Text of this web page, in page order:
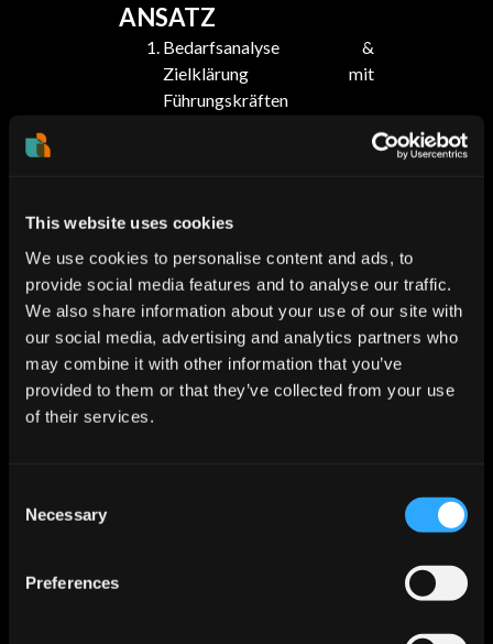
This website uses cookies
We use cookies to personalise content and ads, to
provide social media features and to analyse our traffic.
We also share information about your use of our site with
our social media, advertising and analytics partners who
may combine it with other information that you’ve
provided to them or that they’ve collected from your use
of their services.
Selection
Necessary
Preferences
ANSATZ
Bedarfsanalyse &
Zielklärung mit
Führungskräften
Workshops (z. B. Design
relevanter Ideen
Prototyping, Testing,
Iteration
Business Case Entwicklung
& Skalierung
BEST PRACTICES
Erfolgreiche Innovationsprojekte
Strategieprozess des